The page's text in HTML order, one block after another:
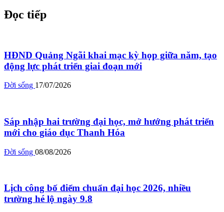
Đọc tiếp
HĐND Quảng Ngãi khai mạc kỳ họp giữa năm, tạo
động lực phát triển giai đoạn mới
Đời sống 17/07/2026
Sáp nhập hai trường đại học, mở hướng phát triển
mới cho giáo dục Thanh Hóa
Đời sống 08/08/2026
Lịch công bố điểm chuẩn đại học 2026, nhiều
trường hé lộ ngày 9.8